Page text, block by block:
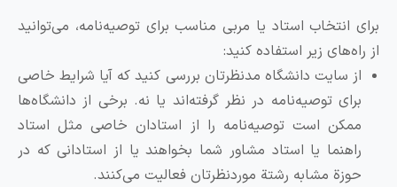
انتخاب استاد یا مربی مناسب برای توصیه‌نامه، می‌توانید
راه‌های زیر استفاده کنید:
از سایت دانشگاه مدنظرتان بررسی کنید که آیا شرایط خاصی
برای توصیه‌نامه در نظر گرفته‌اند یا نه. برخی از دانشگاه‌ها
ممکن است توصیه‌نامه را از استادان خاصی مثل استاد
راهنما یا استاد مشاور شما بخواهند یا از استادانی که در
حوزة مشابه رشتة موردنظرتان فعالیت می‌کنند.